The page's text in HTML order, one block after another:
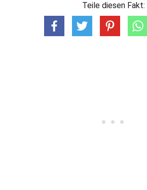
Teile diesen Fakt: